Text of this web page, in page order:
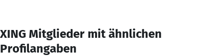
XING Mitglieder mit ähnlichen
Profilangaben